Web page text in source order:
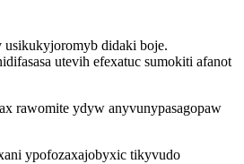
didaki boje.
utevih efexatuc sumokiti afanot
rawomite ydyw anyvunypasagopaw
ypofozaxajobyxic tikyvudo